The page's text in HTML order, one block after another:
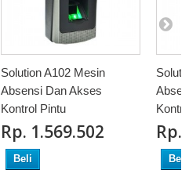
Solution A102 Mesin
Absensi Dan Akses
Kontrol Pintu
Rp‎. 1.569.502
Beli
Rp‎.
Beli